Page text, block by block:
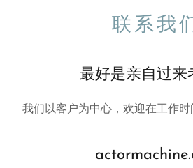
联系我
最好是亲自过来
我们以客户为中心，欢迎在工作时